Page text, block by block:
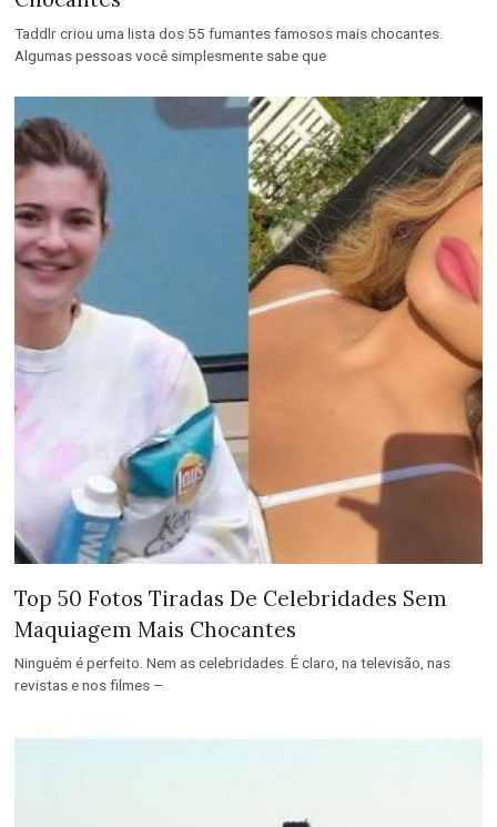
Taddlr criou uma lista dos 55 fumantes famosos mais chocantes.
Algumas pessoas você simplesmente sabe que
Top 50 Fotos Tiradas De Celebridades Sem
Maquiagem Mais Chocantes
Ninguém é perfeito. Nem as celebridades. É claro, na televisão, nas
revistas e nos filmes –